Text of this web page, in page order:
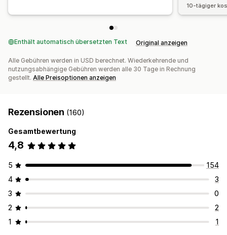
10-tägiger
Enthält automatisch übersetzten Text Original anzeigen
Alle Gebühren werden in USD berechnet. Wiederkehrende und
nutzungsabhängige Gebühren werden alle 30 Tage in Rechnung
gestellt. Alle Preisoptionen anzeigen
Rezensionen (160)
Gesamtbewertung
4,8
5
154
4
3
3
0
2
2
1
1